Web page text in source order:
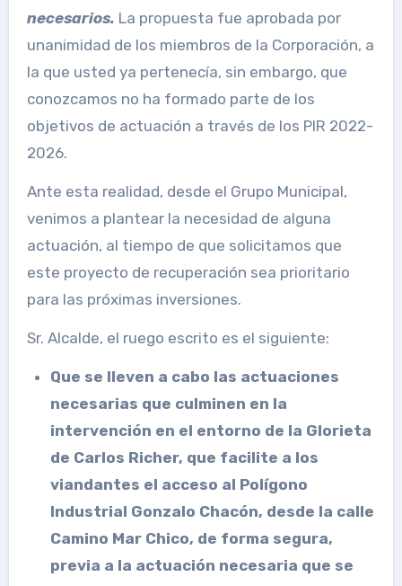
necesarios. La propuesta fue aprobada por
unanimidad de los miembros de la Corporación, a
la que usted ya pertenecía, sin embargo, que
conozcamos no ha formado parte de los
objetivos de actuación a través de los PIR 2022-
2026.
Ante esta realidad, desde el Grupo Municipal,
venimos a plantear la necesidad de alguna
actuación, al tiempo de que solicitamos que
este proyecto de recuperación sea prioritario
para las próximas inversiones.
Sr. Alcalde, el ruego escrito es el siguiente:
Que se lleven a cabo las actuaciones
necesarias que culminen en la
intervención en el entorno de la Glorieta
de Carlos Richer, que facilite a los
viandantes el acceso al Polígono
Industrial Gonzalo Chacón, desde la calle
Camino Mar Chico, de forma segura,
previa a la actuación necesaria que se